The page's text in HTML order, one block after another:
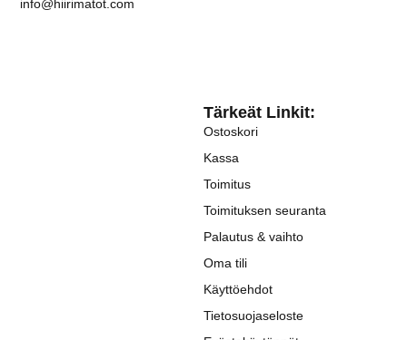
Tärkeät Linkit:
Ostoskori
Kassa
Toimitus
Toimituksen seuranta
Palautus & vaihto
Oma tili
Käyttöehdot
Tietosuojaseloste
info@hiirimatot.com